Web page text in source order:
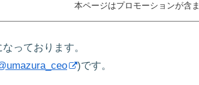
本ページはプロモーションが含
っております。
)です。